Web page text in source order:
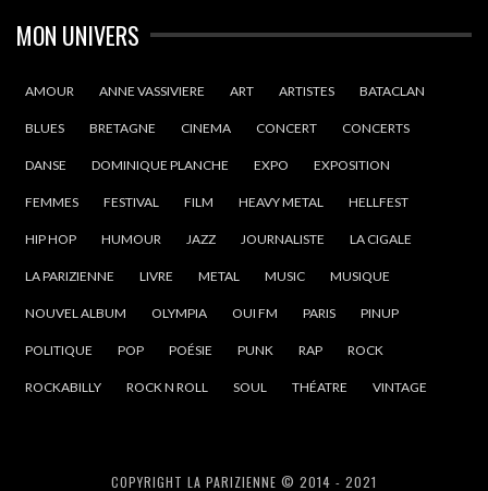
MON UNIVERS
AMOUR ANNE VASSIVIERE ART ARTISTES BATACLAN
BLUES BRETAGNE CINEMA CONCERT CONCERTS
DANSE DOMINIQUE PLANCHE EXPO EXPOSITION
FEMMES FESTIVAL FILM HEAVY METAL HELLFEST
HIP HOP HUMOUR JAZZ JOURNALISTE LA CIGALE
LA PARIZIENNE LIVRE METAL MUSIC MUSIQUE
NOUVEL ALBUM OLYMPIA OUI FM PARIS PINUP
POLITIQUE POP POÉSIE PUNK RAP ROCK
ROCKABILLY ROCK N ROLL SOUL THÉATRE VINTAGE
COPYRIGHT LA PARIZIENNE © 2014 - 2021